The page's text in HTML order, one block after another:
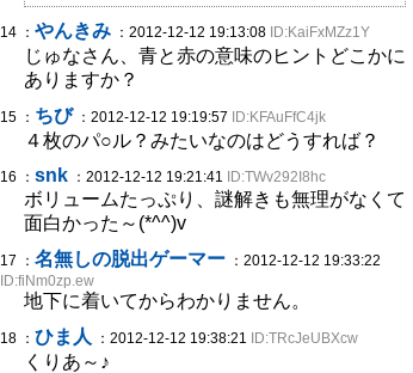
14 ： やんきみ ：2012-12-12 19:13:08 ID:KaiFxMZz1Y
じゅなさん、青と赤の意味のヒントどこかに
ありますか？
15 ： ちび ：2012-12-12 19:19:57 ID:KFAuFfC4jk
４枚のパ○ル？みたいなのはどうすれば？
16 ： snk ：2012-12-12 19:21:41 ID:TWv292I8hc
ボリュームたっぷり、謎解きも無理がなくて
面白かった～(*^^)v
17 ： 名無しの脱出ゲーマー ：2012-12-12 19:33:22
ID:fiNm0zp.ew
地下に着いてからわかりません。
18 ： ひま人 ：2012-12-12 19:38:21 ID:TRcJeUBXcw
くりあ～♪